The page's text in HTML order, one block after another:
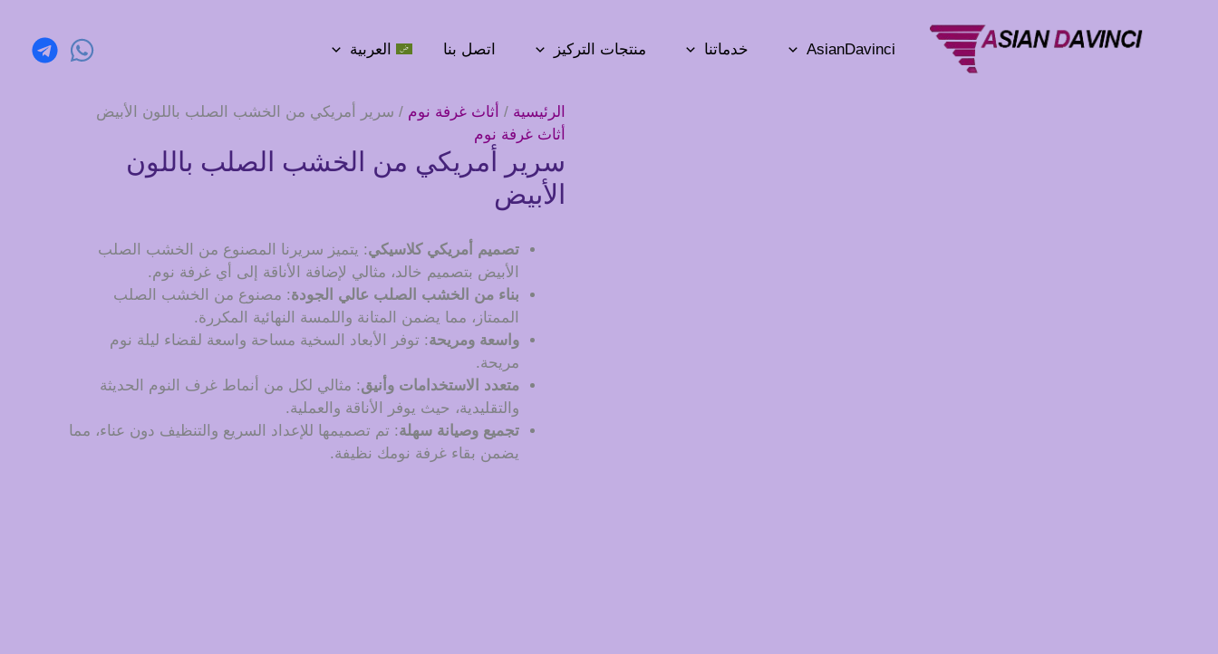
AsianDavinci خدماتنا منتجات التركيز اتصل بنا العربية
الرئيسية / أثاث غرفة نوم / سرير أمريكي من الخشب الصلب باللون الأبيض
أثاث غرفة نوم
سرير أمريكي من الخشب الصلب باللون
الأبيض
تصميم أمريكي كلاسيكي: يتميز سريرنا المصنوع من الخشب الصلب
الأبيض بتصميم خالد، مثالي لإضافة الأناقة إلى أي غرفة نوم.
بناء من الخشب الصلب عالي الجودة: مصنوع من الخشب الصلب
الممتاز، مما يضمن المتانة واللمسة النهائية المكررة.
واسعة ومريحة: توفر الأبعاد السخية مساحة واسعة لقضاء ليلة نوم
مريحة.
متعدد الاستخدامات وأنيق: مثالي لكل من أنماط غرف النوم الحديثة
والتقليدية، حيث يوفر الأناقة والعملية.
تجميع وصيانة سهلة: تم تصميمها للإعداد السريع والتنظيف دون عناء، مما
يضمن بقاء غرفة نومك نظيفة.